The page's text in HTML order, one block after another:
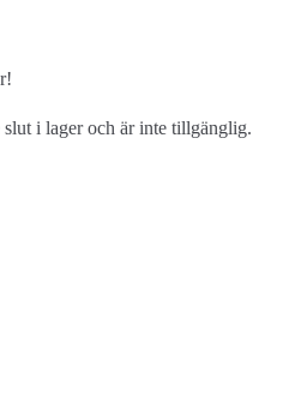
i lager och är inte tillgänglig.